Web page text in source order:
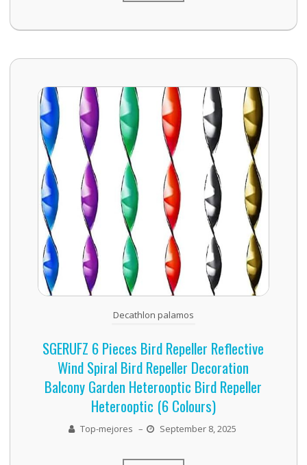
Decathlon palamos
SGERUFZ 6 Pieces Bird Repeller Reflective
Wind Spiral Bird Repeller Decoration
Balcony Garden Heterooptic Bird Repeller
Heterooptic (6 Colours)
Top-mejores – September 8, 2025